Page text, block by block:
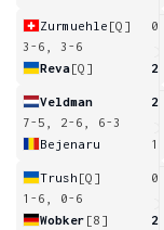
Zurmuehle [Q]
0
3-6, 3-6
Reva[Q] 2
Veldman
2
7-5, 2-6, 6-3
Bejenaru
1
Trush [Q]
0
1-6, 0-6
Wobker [8] 2